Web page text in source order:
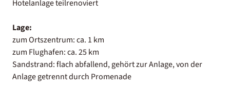
Hotelanlage teilrenoviert
Lage:
zum Ortszentrum: ca. 1 km
zum Flughafen: ca. 25 km
Sandstrand: flach abfallend, gehört zur Anlage, von der
Anlage getrennt durch Promenade